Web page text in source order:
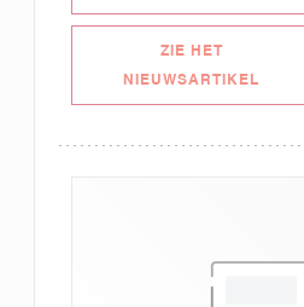
ZIE HET
NIEUWSARTIKEL